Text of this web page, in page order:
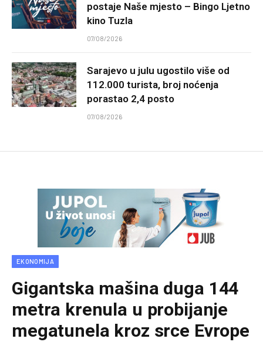
postaje Naše mjesto – Bingo Ljetno
kino Tuzla
07/08/2026
Sarajevo u julu ugostilo više od
112.000 turista, broj noćenja
porastao 2,4 posto
07/08/2026
EKONOMIJA
Gigantska mašina duga 144
metra krenula u probijanje
megatunela kroz srce Evrope